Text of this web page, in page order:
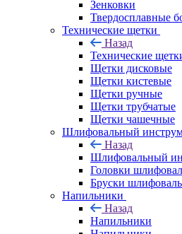
Зенковки
Твердосплавные
Технические щетки
Назад
Технические
Щетки дисковые
Щетки кистевые
Щетки ручные
Щетки трубчатые
Щетки чашечные
Шлифовальный
Назад
Шлифовальный
Головки
Бруски
Напильники
Назад
Напильники